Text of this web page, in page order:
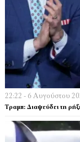
22:22 - 6 Αυγούστου
Τραμπ: Διαψεύδει τη